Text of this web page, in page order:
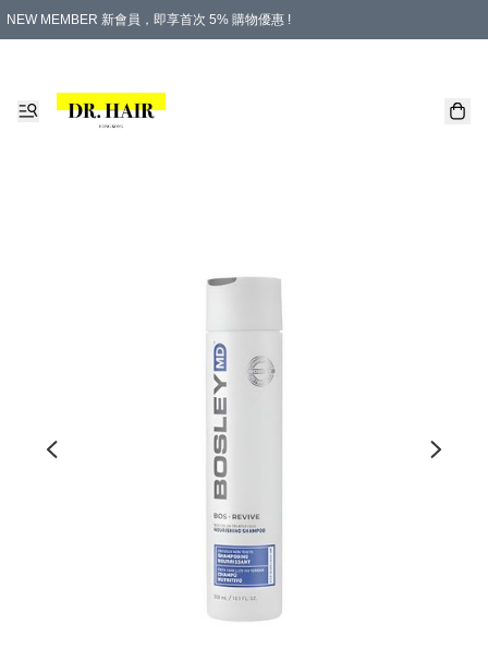
NEW MEMBER 新會員，即享首次 5% 購物優惠 !